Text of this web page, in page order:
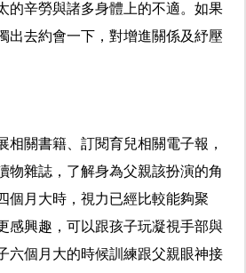
的辛勞與諸多身體上的不適。如果
出去約會一下，對增進關係及紓壓
相關書籍、訂閱育兒相關電子報，
物雜誌，了解身為父親該扮演的角
個月大時，視力已經比較能夠聚
感興趣，可以跟孩子玩凝視手部與
六個月大的時候訓練跟父親眼神接